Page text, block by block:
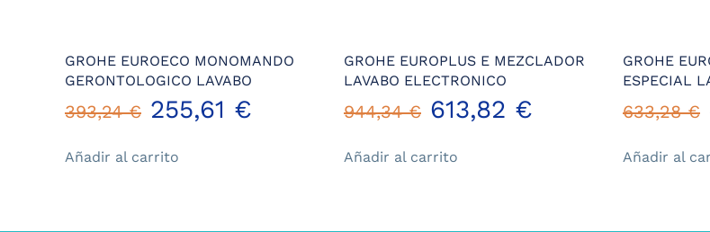
GROHE EUROECO MONOMANDO
GERONTOLOGICO LAVABO
393,24€ El
precio
255,61 €
Añadir al carrito
GROHE EUROPLUS E MEZCLADOR
LAVABO ELECTRONICO
944,34€ El
precio
613,82 €
Añadir al carrito
GROHE
ESPECIAL
633,28€
Añadir al